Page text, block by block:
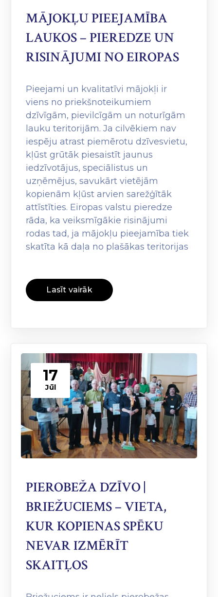
MĀJOKĻU PIEEJAMĪBA
LAUKOS – PIEREDZE UN
RISINĀJUMI NO EIROPAS
Pieejami un kvalitatīvi mājokļi ir
viens no priekšnoteikumiem
dzīvīgām, pievilcīgām un noturīgām
lauku teritorijām. Ja cilvēkiem nav
iespēju atrast piemērotu dzīvesvietu,
kļūst grūtāk piesaistīt jaunus
iedzīvotājus, speciālistus un
uzņēmējus, savukārt vietējām
kopienām kļūst arvien sarežģītāk
attīstīties. Eiropas valstu pieredze
rāda, ka veiksmīgākie risinājumi
rodas tad, ja mājokļu pieejamība tiek
skatīta kā daļa no plašākas teritorijas
Lasīt vairāk
17
Jūl
PIEROBEŽA DZĪVO |
BRIEŽUCIEMS – VIETA,
KUR KOPIENAS SPĒKU
NEVAR IZMĒRĪT
SKAITĻOS